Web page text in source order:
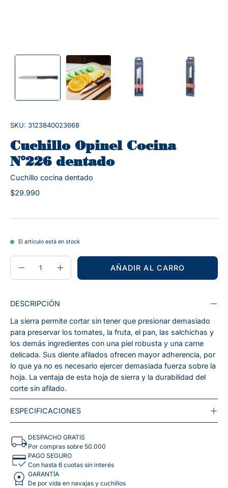
SKU: 3123840023668
Cuchillo Opinel Cocina
N°226 dentado
Cuchillo cocina dentado
$29.990
El artículo está en stock
CANTIDAD
Cantidad
cantidad
Aumentar
cantidad
AÑADIR AL CARRO
DESCRIPCIÓN
La sierra permite cortar sin tener que presionar demasiado
para preservar los tomates, la fruta, el pan, las salchichas y
los demás ingredientes con una piel robusta y una carne
delicada. Sus diente afilados ofrecen mayor adherencia, por
lo que ya no es necesario ejercer demasiada fuerza sobre la
hoja. La ventaja de esta hoja de sierra y la durabilidad del
corte sin afilado.
ESPECIFICACIONES
DESPACHO GRATIS
Por compras sobre 50.000
PAGO SEGURO
Con hasta 6 cuotas sin interés
GARANTÍA
De por vida en navajas y cuchillos